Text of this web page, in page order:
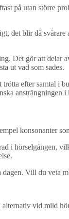
på utan större
det blir då
Det gör att delar
ut vad som sades.
efter samtal i
ansträngningen
konsonanter
i hörselgången,
dagen. Vill du veta
vid mild